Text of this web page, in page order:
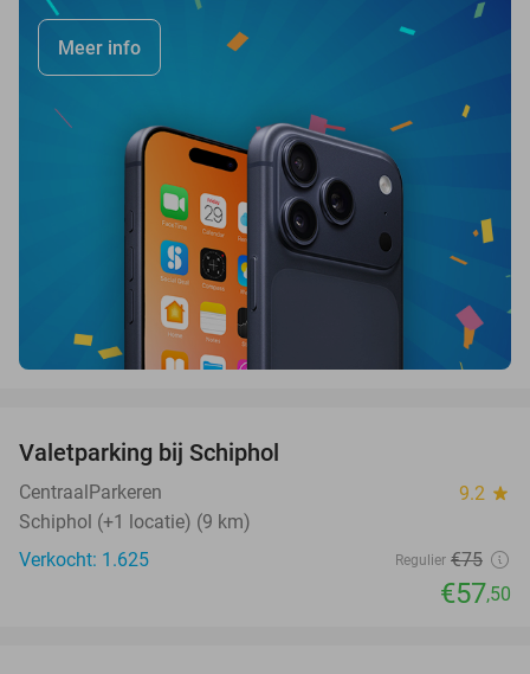
Meer info
Valetparking bij Schiphol
CentraalParkeren 9.2 star
Schiphol (+1 locatie) (9 km)
Verkocht: 1.625
Regulier €75
€57,50